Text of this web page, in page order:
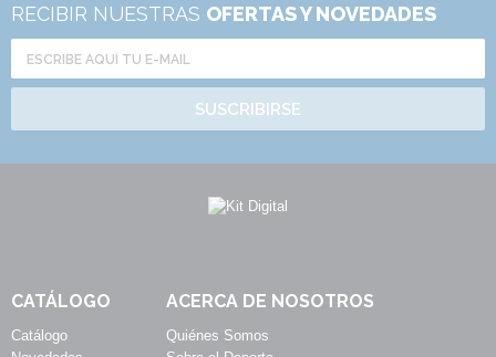
RECIBIR NUESTRAS OFERTAS Y NOVEDADES
SUSCRIBIRSE
CATÁLOGO
Catálogo
ACERCA DE NOSOTROS
Quiénes Somos